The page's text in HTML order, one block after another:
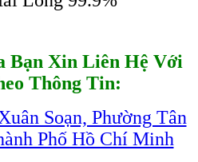
Bạn Xin Liên Hệ Với
Thông Tin:
Soạn, Phường Tân
Phố Hồ Chí Minh